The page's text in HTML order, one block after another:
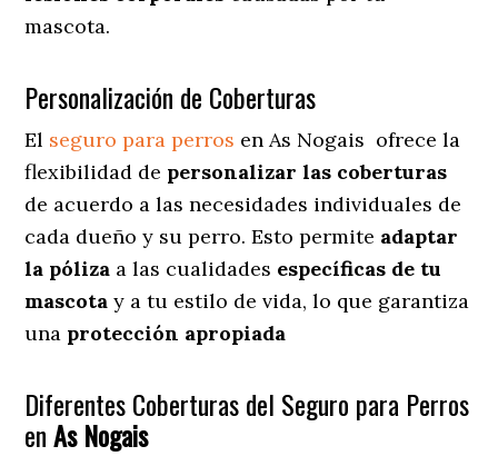
mascota.
Personalización de Coberturas
El seguro para perros en As Nogais ofrece la
flexibilidad de personalizar las coberturas
de acuerdo a las necesidades individuales de
cada dueño y su perro. Esto permite adaptar
la póliza a las cualidades específicas de tu
mascota y a tu estilo de vida, lo que garantiza
una protección apropiada
Diferentes Coberturas del Seguro para Perros
en As Nogais